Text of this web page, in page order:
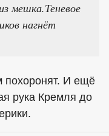
мешка.Теневое
нагнёт
похоронят. И ещё
рука Кремля до